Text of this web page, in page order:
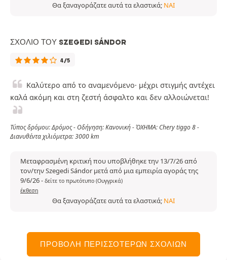
Θα ξαναγοράζατε αυτά τα ελαστικά; ΝΑΙ
ΣΧΌΛΙΟ ΤΟΥ SZEGEDI SÁNDOR
4/5
Καλύτερο από το αναμενόμενο· μέχρι στιγμής αντέχει
καλά ακόμη και στη ζεστή άσφαλτο και δεν αλλοιώνεται!
Τύπος δρόμου: Δρόμος - Οδήγηση: Κανονική - ΌΧΗΜΑ: Chery tiggo 8 -
Διανυθέντα χιλιόμετρα: 3000 km
Μεταφρασμένη κριτική που υποβλήθηκε την 13/7/26 από
τον/την Szegedi Sándor μετά από μια εμπειρία αγοράς της
9/6/26- δείτε το πρωτότυπο (Ουγγρικά)
έκθεση
Θα ξαναγοράζατε αυτά τα ελαστικά; ΝΑΙ
ΠΡΟΒΟΛΉ ΠΕΡΙΣΣΌΤΕΡΩΝ ΣΧΟΛΊΩΝ